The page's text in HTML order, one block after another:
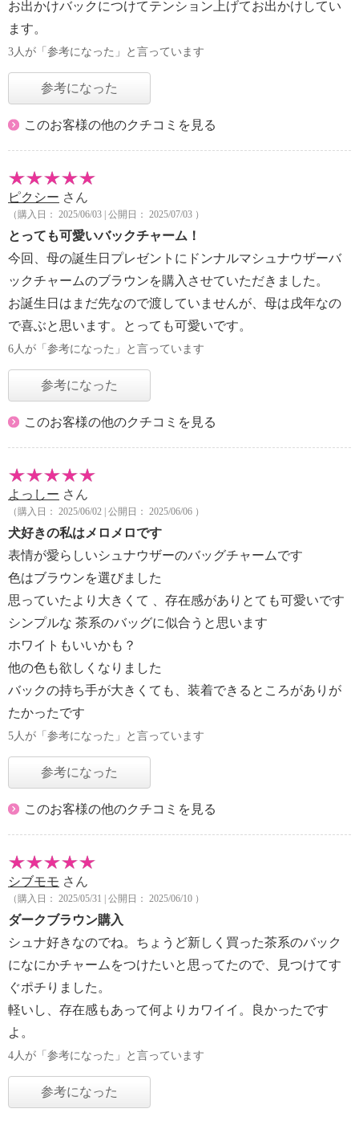
お出かけバックにつけてテンション上げてお出かけしてい
ます。
3人が「参考になった」と言っています
参考になった
このお客様の他のクチコミを見る
ピクシー さん
（購入日： 2025/06/03 | 公開日： 2025/07/03 ）
とっても可愛いバックチャーム！
今回、母の誕生日プレゼントにドンナルマシュナウザーバ
ックチャームのブラウンを購入させていただきました。
お誕生日はまだ先なので渡していませんが、母は戌年なの
で喜ぶと思います。とっても可愛いです。
6人が「参考になった」と言っています
参考になった
このお客様の他のクチコミを見る
よっしー さん
（購入日： 2025/06/02 | 公開日： 2025/06/06 ）
犬好きの私はメロメロです
表情が愛らしいシュナウザーのバッグチャームです
色はブラウンを選びました
思っていたより大きくて 、存在感がありとても可愛いです
シンプルな 茶系のバッグに似合うと思います
ホワイトもいいかも？
他の色も欲しくなりました
バックの持ち手が大きくても、装着できるところがありが
たかったです
5人が「参考になった」と言っています
参考になった
このお客様の他のクチコミを見る
シブモモ さん
（購入日： 2025/05/31 | 公開日： 2025/06/10 ）
ダークブラウン購入
シュナ好きなのでね。ちょうど新しく買った茶系のバック
になにかチャームをつけたいと思ってたので、見つけてす
ぐポチりました。
軽いし、存在感もあって何よりカワイイ。良かったです
よ。
4人が「参考になった」と言っています
参考になった